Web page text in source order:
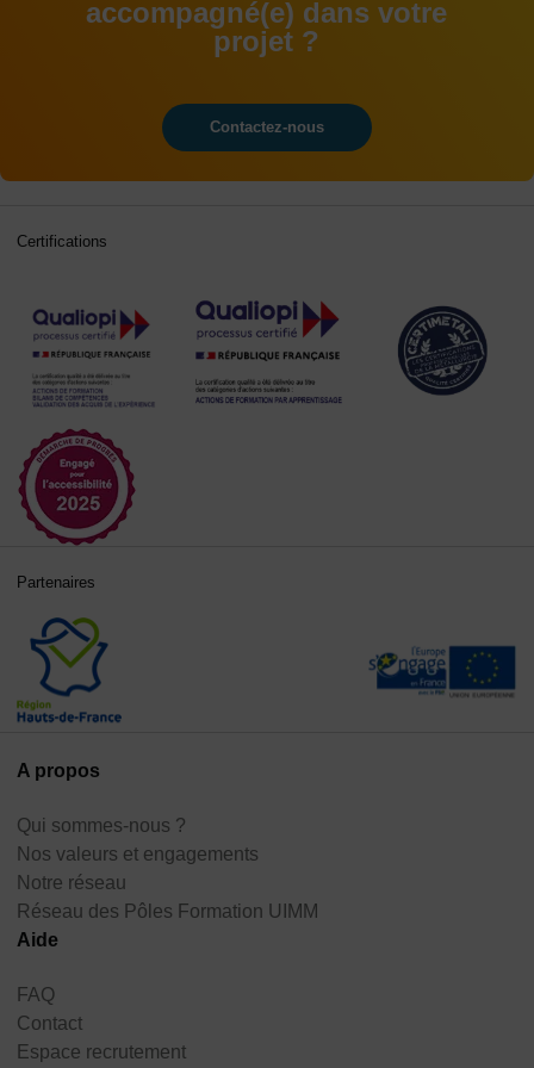
accompagné(e) dans votre
projet ?
Contactez-nous
A propos
Qui sommes-nous ?
Nos valeurs et engagements
Notre réseau
Réseau des Pôles Formation UIMM
Aide
FAQ
Contact
Espace recrutement
Certifications
Partenaires